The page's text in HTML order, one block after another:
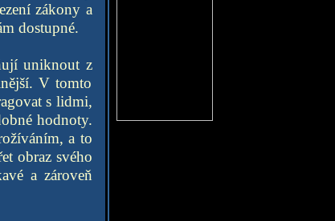
zákony a
dostupné.
uniknout z
V tomto
s lidmi,
hodnoty.
a to
obraz svého
a zároveň